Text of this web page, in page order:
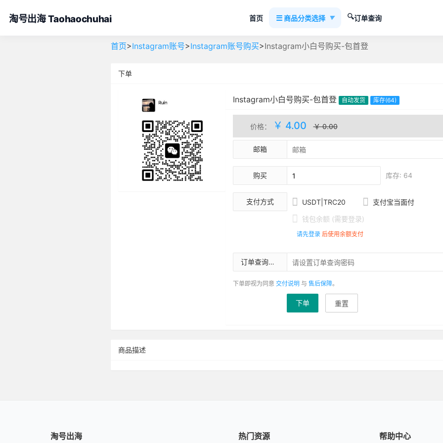
淘号出海 Taohaochuhai 首页 ☰商品分类选择 ▼ 🔍订单查询
首页>Instagram账号>Instagram账号购买>Instagram小白号购买-包首登
下单
Instagram小白号购买-包首登 自动发货 库存(64)
价格： ￥ 4.00 ￥ 0.00
邮箱
购买 库存: 64
支付方式  USDT|TRC20  支付宝当面付
 钱包余额 (需要登录)
请先登录后使用余额支付
订单查询密码
下单即视为同意 交付说明 与 售后保障。
下单 重置
商品描述
淘号出海 热门资源 帮助中心